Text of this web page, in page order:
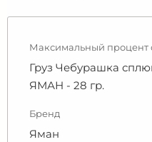
Максимальный процент
Груз Чебурашка
ЯМАН - 28 гр.
Бренд
Яман